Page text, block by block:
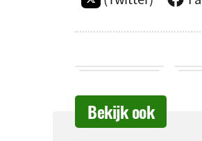
Bekijk ook